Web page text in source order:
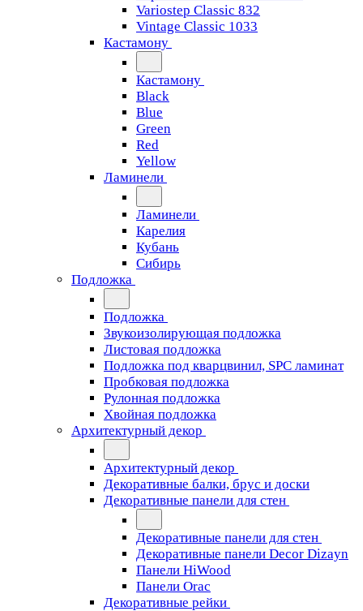
Variostep Classic 832
Vintage Classic 1033
Кастамону
Кастамону
Black
Blue
Green
Red
Yellow
Ламинели
Ламинели
Карелия
Кубань
Сибирь
Подложка
Подложка
Звукоизолирующая подложка
Листовая подложка
Подложка под кварцвинил, SPC ламинат
Пробковая подложка
Рулонная подложка
Хвойная подложка
Архитектурный декор
Архитектурный декор
Декоративные балки, брус и доски
Декоративные панели для стен
Декоративные панели для стен
Декоративные панели Decor Dizayn
Панели HiWood
Панели Orac
Декоративные рейки